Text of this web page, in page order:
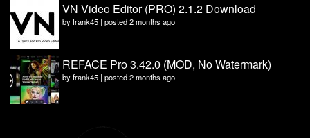
VN Video Editor (PRO) 2.1.2 Download
byfrank45 | posted 2 months ago
REFACE Pro 3.42.0 (MOD, No Watermark)
byfrank45 | posted 2 months ago